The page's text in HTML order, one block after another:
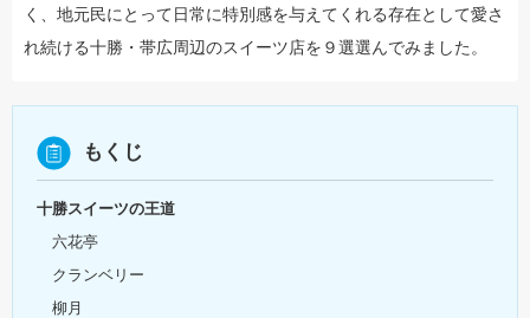
く、地元民にとって日常に特別感を与えてくれる存在として愛さ
れ続ける十勝・帯広周辺のスイーツ店を９選選んでみました。
もくじ
十勝スイーツの王道
六花亭
クランベリー
柳月